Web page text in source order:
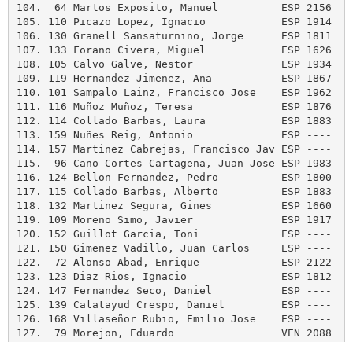
104.  64 Martos Exposito, Manuel          ESP
105. 110 Picazo Lopez, Ignacio            ESP
106. 130 Granell Sansaturnino, Jorge      ESP
107. 133 Forano Civera, Miguel            ESP
108. 105 Calvo Galve, Nestor              ESP
109. 119 Hernandez Jimenez, Ana           ESP
110. 101 Sampalo Lainz, Francisco Jose    ESP
111. 116 Muñoz Muñoz, Teresa              ESP
112. 114 Collado Barbas, Laura            ESP
113. 159 Nuñes Reig, Antonio              ESP
114. 157 Martinez Cabrejas, Francisco Jav ESP
115.  96 Cano-Cortes Cartagena, Juan Jose ESP
116. 124 Bellon Fernandez, Pedro          ESP
117. 115 Collado Barbas, Alberto          ESP
118. 132 Martinez Segura, Gines           ESP
119. 109 Moreno Simo, Javier              ESP
120. 152 Guillot Garcia, Toni             ESP
121. 150 Gimenez Vadillo, Juan Carlos     ESP
122.  72 Alonso Abad, Enrique             ESP
123. 123 Diaz Rios, Ignacio               ESP
124. 147 Fernandez Seco, Daniel           ESP
125. 139 Calatayud Crespo, Daniel         ESP
126. 168 Villaseñor Rubio, Emilio Jose    ESP
127.  79 Morejon, Eduardo                 VEN